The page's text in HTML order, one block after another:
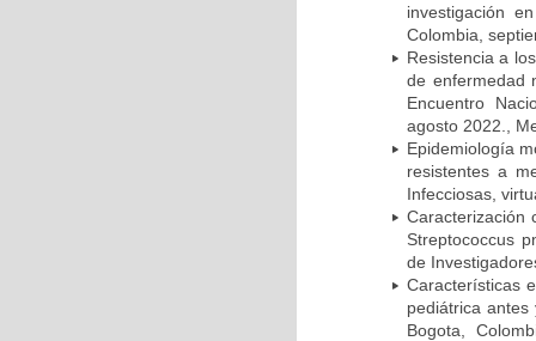
investigación
Colombia,
Resistencia a
de enfermedad
Encuentro
agosto 2022.,
Epidemiología
resistentes a
Infecciosas,
Caracterización
Streptococcus
de
Características
pediátrica
Bogota,